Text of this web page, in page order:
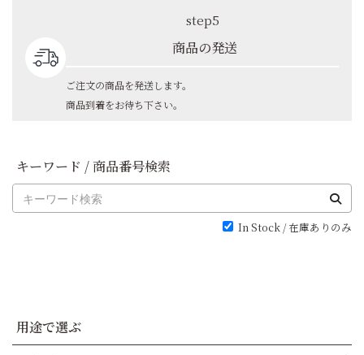
step5
商品の発送
ご注文の商品を発送します。
商品到着をお待ち下さい。
キーワード / 商品番号検索
In Stock / 在庫ありのみ
用途で選ぶ